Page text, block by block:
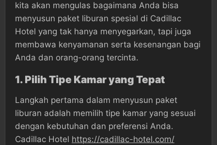
kita akan mengulas bagaimana Anda bisa
menyusun paket liburan spesial di Cadillac
Hotel yang tak hanya menyegarkan, tapi juga
membawa kenyamanan serta kesenangan bagi
Anda dan orang-orang tercinta.
1. Pilih Tipe Kamar yang Tepat
Langkah pertama dalam menyusun paket
liburan adalah memilih tipe kamar yang sesuai
dengan kebutuhan dan preferensi Anda.
Cadillac Hotel https://cadillac-hotel.com/